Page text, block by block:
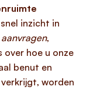
inzicht in
,
hoe u onze
benut en
worden